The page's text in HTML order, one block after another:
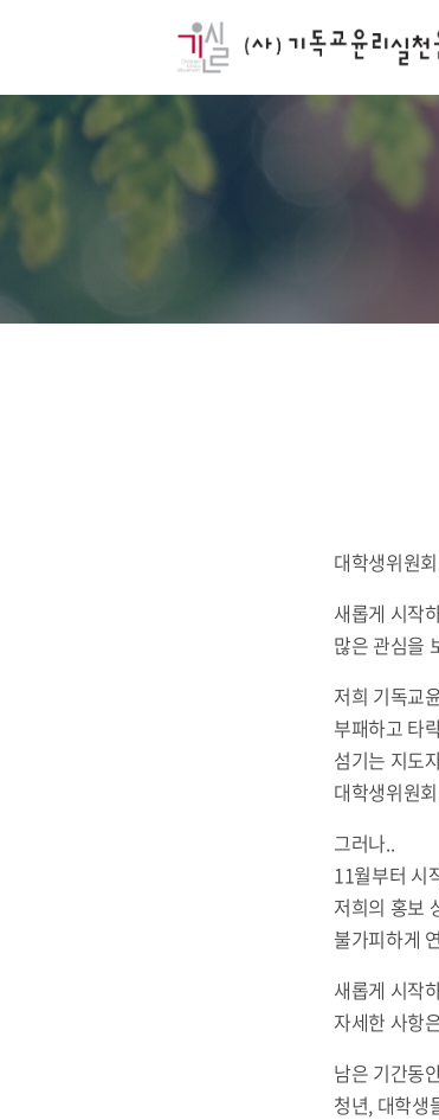
대학생위원
새롭게 시작
많은 관심을
저희 기독교
부패하고 타
섬기는 지도
대학생위원
그러나..
11월부터 시
저희의 홍보
불가피하게
새롭게 시작
자세한 사항
남은 기간동
청년, 대학생